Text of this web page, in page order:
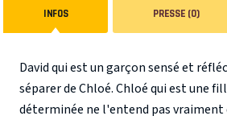
INFOS PRESSE (0)
David qui est un garçon sensé et
séparer de Chloé. Chloé qui est une
déterminée ne l'entend pas